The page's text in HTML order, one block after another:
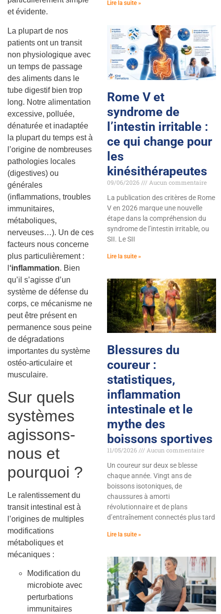
et évidente.
La plupart de nos
patients ont un transit
non physiologique avec
un temps de passage
des aliments dans le
tube digestif bien trop
long. Notre alimentation
excessive, polluée,
dénaturée et inadaptée
la plupart du temps est à
l’origine de nombreuses
pathologies locales
(digestives) ou
générales
(inflammations, troubles
immunitaires,
métaboliques,
nerveuses…). Un de ces
facteurs nous concerne
plus particulièrement :
‘inflammation. Bien
qu’il s’agisse d’un
système de défense du
corps, ce mécanisme ne
peut être présent en
permanence sous peine
de dégradations
importantes du système
ostéo-articulaire et
musculaire.
Sur quels
systèmes
agissons-
nous et
pourquoi ?
Le ralentissement du
transit intestinal est à
l’origines de multiples
modifications
métaboliques et
mécaniques :
Modification du
microbiote avec
perturbations
immunitaires
Lire la suite »
Rome V et
syndrome de
l’intestin irritable :
ce qui change pour
les
kinésithérapeutes
09/06/2026
Aucun commentaire
La publication des critères de Rome
V en 2026 marque une nouvelle
étape dans la compréhension du
syndrome de l’intestin irritable, ou
SII. Le SII
Lire la suite »
Blessures du
coureur :
statistiques,
inflammation
intestinale et le
mythe des
boissons sportives
11/05/2026
Aucun commentaire
Un coureur sur deux se blesse
chaque année. Vingt ans de
boissons isotoniques, de
chaussures à amorti
révolutionnaire et de plans
d’entraînement connectés plus tard
Lire la suite »